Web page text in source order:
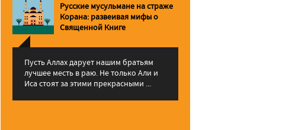
Русские мусульмане на страже
Корана: pазвеивая мифы о
Священной Книге
Пусть Аллах дарует нашим братьям
лучшее месть в раю. Не только Али и
Иса стоят за этими прекрасными ...